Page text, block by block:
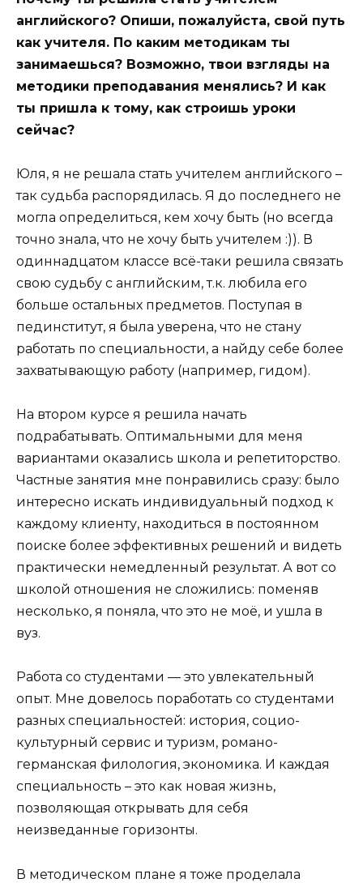
английского? Опиши, пожалуйста, свой путь
как учителя. По каким методикам ты
занимаешься? Возможно, твои взгляды на
методики преподавания менялись? И как
ты пришла к тому, как строишь уроки
сейчас?
Юля, я не решала стать учителем английского –
так судьба распорядилась. Я до последнего не
могла определиться, кем хочу быть (но всегда
точно знала, что не хочу быть учителем :)). В
одиннадцатом классе всё-таки решила связать
свою судьбу с английским, т.к. любила его
больше остальных предметов. Поступая в
пединститут, я была уверена, что не стану
работать по специальности, а найду себе более
захватывающую работу (например, гидом).
На втором курсе я решила начать
подрабатывать. Оптимальными для меня
вариантами оказались школа и репетиторство.
Частные занятия мне понравились сразу: было
интересно искать индивидуальный подход к
каждому клиенту, находиться в постоянном
поиске более эффективных решений и видеть
практически немедленный результат. А вот со
школой отношения не сложились: поменяв
несколько, я поняла, что это не моё, и ушла в
вуз.
Работа со студентами — это увлекательный
опыт. Мне довелось поработать со студентами
разных специальностей: история, социо-
культурный сервис и туризм, романо-
германская филология, экономика. И каждая
специальность – это как новая жизнь,
позволяющая открывать для себя
неизведанные горизонты.
В методическом плане я тоже проделала